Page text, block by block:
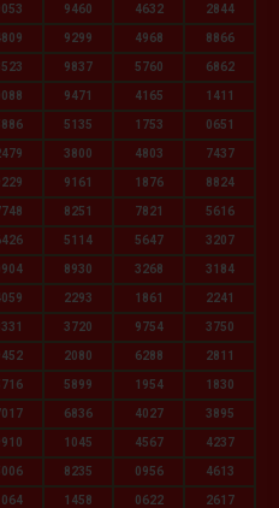
9460 4632 2844
9299 4968 8866
9837 5760 6862
9471 4165 1411
5135 1753 0651
3800 4803 7437
9161 1876 8824
8251 7821 5616
5114 5647 3207
8930 3268 3184
2293 1861 2241
3720 9754 3750
2080 6288 2811
5899 1954 1830
6836 4027 3895
1045 4567 4237
8235 0956 4613
1458 0622 2617